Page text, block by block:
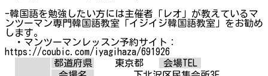
-韓国語を勉強したい方には主催者「レオ」が教えているマ
ンツーマン専門韓国語教室「イジイジ韓国語教室」をお勧め
します。
・マンツーマンレッスン予約サイト：
https://coubic.com/iyagihaza/691926
都道府県 東京都
会場TEL